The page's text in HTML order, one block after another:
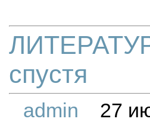
спустя
admin
27